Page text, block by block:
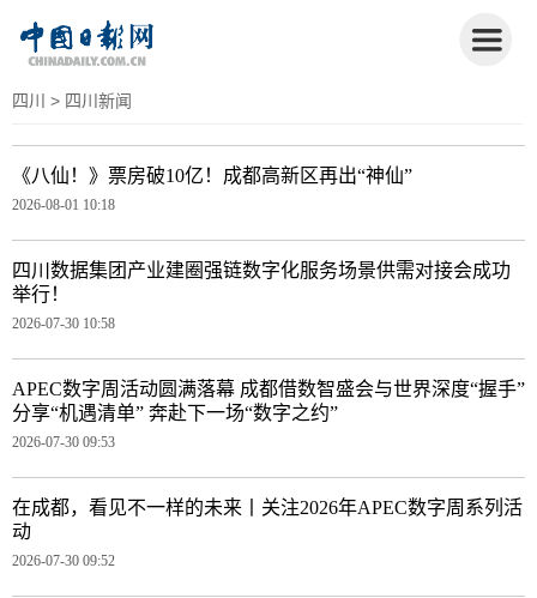
四川 > 四川新闻
《八仙！》票房破10亿！成都高新区再出“神仙”
2026-08-01 10:18
四川数据集团产业建圈强链数字化服务场景供需对接会成功
举行！
2026-07-30 10:58
APEC数字周活动圆满落幕 成都借数智盛会与世界深度“握手”
分享“机遇清单” 奔赴下一场“数字之约”
2026-07-30 09:53
在成都，看见不一样的未来丨关注2026年APEC数字周系列活
动
2026-07-30 09:52